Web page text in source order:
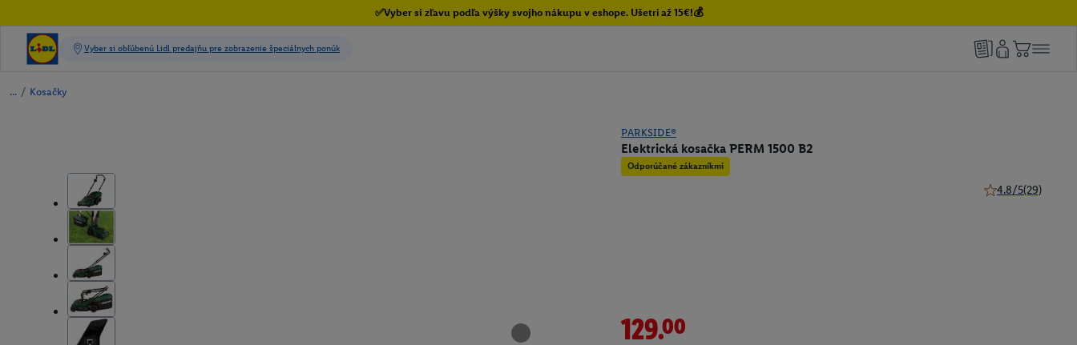
✅Vyber si zľavu podľa výšky svojho nákupu v eshope. Ušetri až 15€!💰
/ Kosačky
PARKSIDE®
Elektrická kosačka PERM 1500 B2
Odporúčané zákazníkmi
4.8/5(29)
129.00